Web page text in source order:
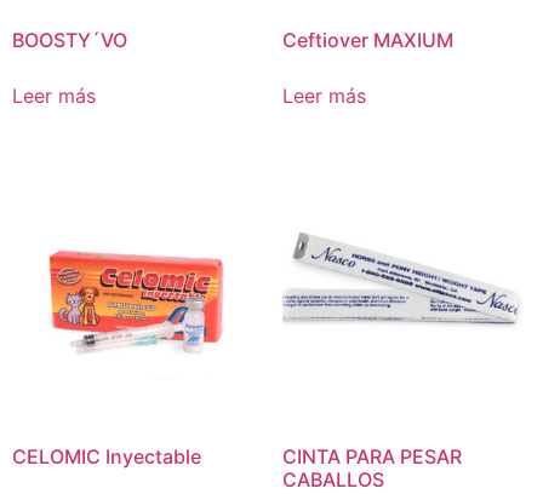
BOOSTY´VO
Leer más
Ceftiover MAXIUM
Leer más
CELOMIC Inyectable
CINTA PARA PESAR
CABALLOS